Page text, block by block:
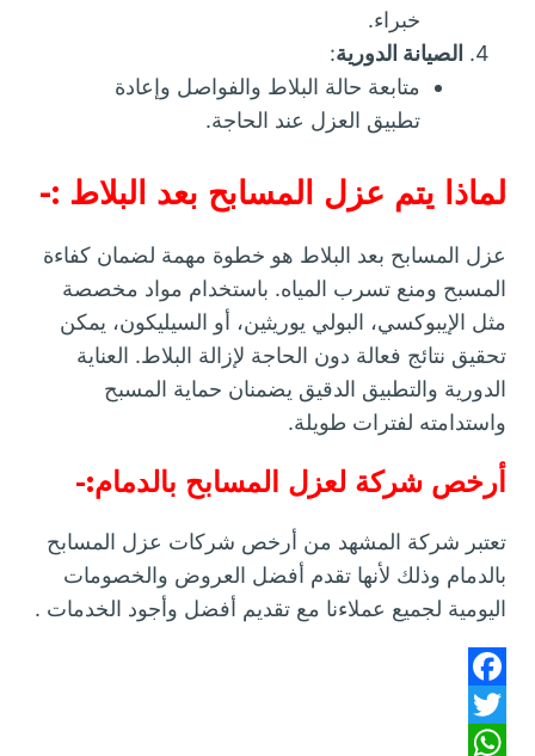
خبراء.
الصيانة الدورية:
متابعة حالة البلاط والفواصل وإعادة
تطبيق العزل عند الحاجة.
لماذا يتم عزل المسابح بعد البلاط :-
عزل المسابح بعد البلاط هو خطوة مهمة لضمان كفاءة
المسبح ومنع تسرب المياه. باستخدام مواد مخصصة
مثل الإيبوكسي، البولي يوريثين، أو السيليكون، يمكن
تحقيق نتائج فعالة دون الحاجة لإزالة البلاط. العناية
الدورية والتطبيق الدقيق يضمنان حماية المسبح
واستدامته لفترات طويلة.
أرخص شركة لعزل المسابح بالدمام:-
تعتبر شركة المشهد من أرخص شركات عزل المسابح
بالدمام وذلك لأنها تقدم أفضل العروض والخصومات
اليومية لجميع عملاءنا مع تقديم أفضل وأجود الخدمات .
F
a
T